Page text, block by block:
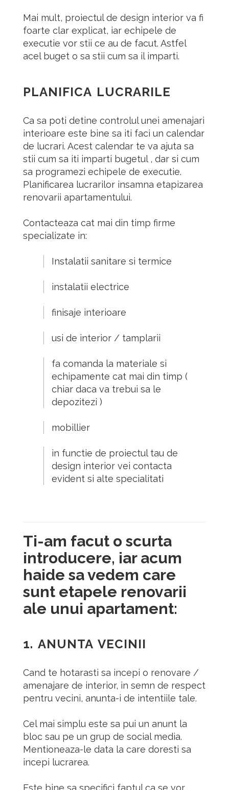
Mai mult, proiectul de design interior va fi
foarte clar explicat, iar echipele de
executie vor stii ce au de facut. Astfel
acel buget o sa stii cum sa il imparti.
PLANIFICA LUCRARILE
Ca sa poti detine controlul unei amenajari
interioare este bine sa iti faci un calendar
de lucrari. Acest calendar te va ajuta sa
stii cum sa iti imparti bugetul , dar si cum
sa programezi echipele de executie.
Planificarea lucrarilor insamna etapizarea
renovarii apartamentului.
Contacteaza cat mai din timp firme
specializate in:
Instalatii sanitare si termice
instalatii electrice
finisaje interioare
usi de interior / tamplarii
fa comanda la materiale si
echipamente cat mai din timp (
chiar daca va trebui sa le
depozitezi )
mobillier
in functie de proiectul tau de
design interior vei contacta
evident si alte specialitati
Ti-am facut o scurta
introducere, iar acum
haide sa vedem care
sunt etapele renovarii
ale unui apartament:
1. ANUNTA VECINII
Cand te hotarasti sa incepi o renovare /
amenajare de interior, in semn de respect
pentru vecini, anunta-i de intentiile tale.
Cel mai simplu este sa pui un anunt la
bloc sau pe un grup de social media.
Mentioneaza-le data la care doresti sa
incepi lucrarea.